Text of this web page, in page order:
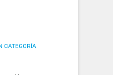
CATEGORÍA